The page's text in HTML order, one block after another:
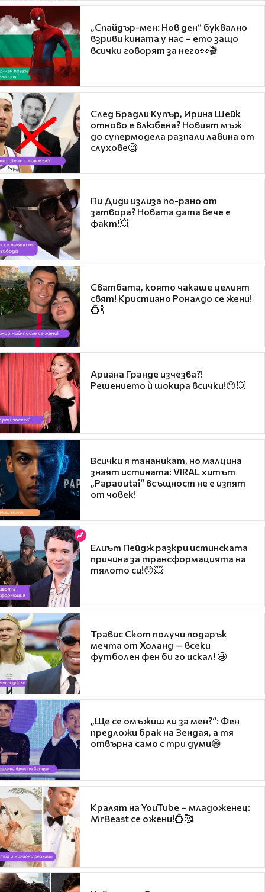
„Спайдър-мен: Нов ден“ буквално
взриви кината у нас – ето защо
всички говорят за него👀🎬
След Брадли Купър, Ирина Шейк
отново е влюбена? Новият мъж
до супермодела разпали лавина от
слухове🧐
Пи Диди излиза по-рано от
затвора? Новата дата вече е
факт!💥
Сватбата, която чакаше целият
свят! Кристиано Роналдо се жени!
💍🍾
Ариана Гранде изчезва?!
Решението ѝ шокира всички!😯💥
Всички я тананикат, но малцина
знаят истината: VIRAL хитът
„Papaoutai“ всъщност не е изпят
от човек!
Елиът Пейдж разкри истинската
причина за трансформацията на
тялото си!😯💥
Травис Скот получи подарък
мечта от Холанд — всеки
футболен фен би го искал! 🤩
„Ще се омъжиш ли за мен?“: Фен
предложи брак на Зендая, а тя
отвърна само с три думи😅
Кралят на YouTube – младоженец:
MrBeast се ожени!💍🥰